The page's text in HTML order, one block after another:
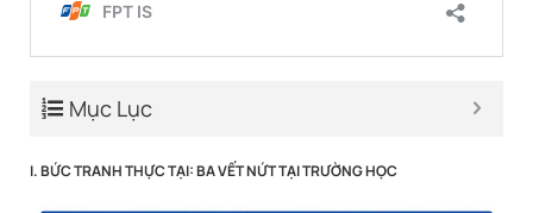
Mục Lục
I. BỨC TRANH THỰC TẠI: BA VẾT NỨT TẠI TRƯỜNG HỌC